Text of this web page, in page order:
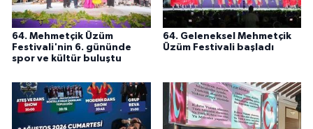
64. Mehmetçik Üzüm
Festivali'nin 6. gününde
spor ve kültür buluştu
64. Geleneksel Mehmetçik
Üzüm Festivali başladı